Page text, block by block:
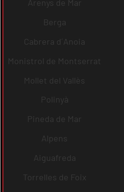
Arenys de Mar
Berga
Cabrera d´Anoia
Monistrol de Montserrat
Mollet del Vallès
Polinyà
Pineda de Mar
Alpens
Aiguafreda
Torrelles de Foix